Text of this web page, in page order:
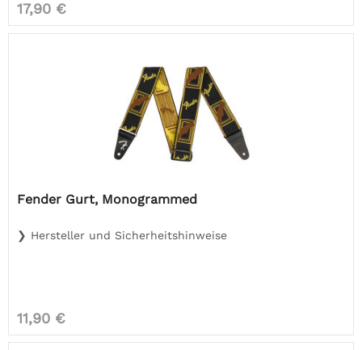
17,90 €
Fender Gurt, Monogrammed
❯ Hersteller und Sicherheitshinweise
11,90 €